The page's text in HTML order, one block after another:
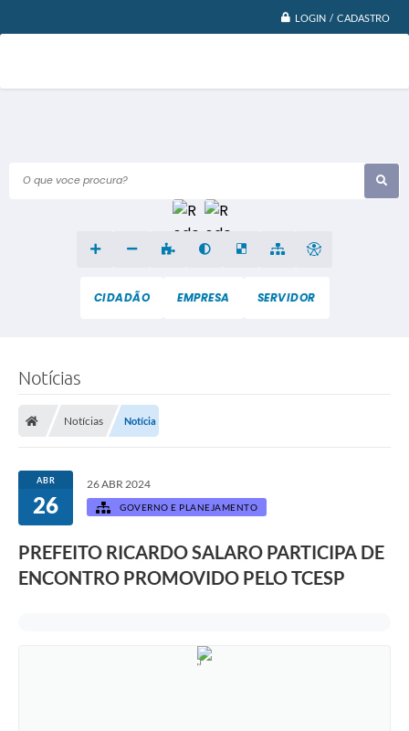
LOGIN / CADASTRO
O que voce procura?
CIDADÃO EMPRESA SERVIDOR
Notícias
Notícias Notícia
ABR
26
26 ABR 2024
GOVERNO E PLANEJAMENTO
PREFEITO RICARDO SALARO PARTICIPA DE
ENCONTRO PROMOVIDO PELO TCESP